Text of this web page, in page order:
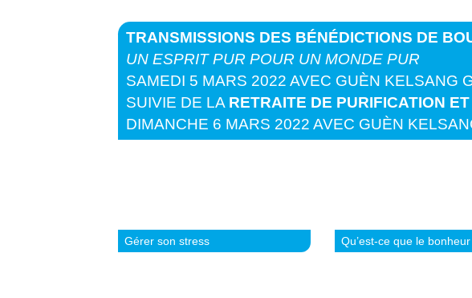
TRANSMISSIONS DES BÉNÉDICTIONS DE
UN ESPRIT PUR POUR UN MONDE PUR
SAMEDI 5 MARS 2022 AVEC GUÈN KELSANG
SUIVIE DE LA RETRAITE DE PURIFICATION
DIMANCHE 6 MARS 2022 AVEC GUÈN
Gérer son stress Qu’est-ce que le